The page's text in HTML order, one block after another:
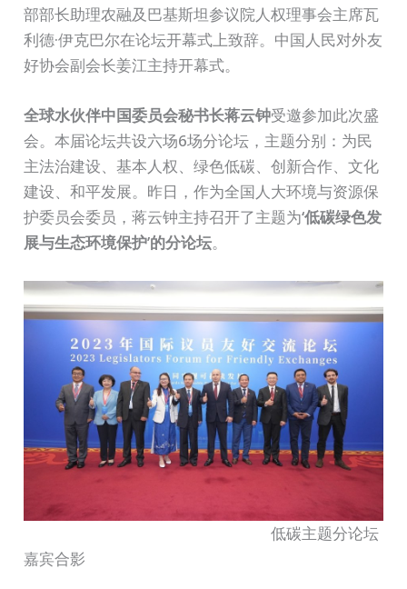
部部长助理农融及巴基斯坦参议院人权理事会主席瓦
利德·伊克巴尔在论坛开幕式上致辞。中国人民对外友
好协会副会长姜江主持开幕式。
全球水伙伴中国委员会秘书长蒋云钟受邀参加此次盛
会。本届论坛共设六场6场分论坛，主题分别：为民
主法治建设、基本人权、绿色低碳、创新合作、文化
建设、和平发展。昨日，作为全国人大环境与资源保
护委员会委员，蒋云钟主持召开了主题为‘低碳绿色发
展与生态环境保护’的分论坛。
低碳主题分论坛
嘉宾合影